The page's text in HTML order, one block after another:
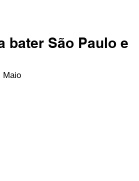
bater São Paulo e
Maio